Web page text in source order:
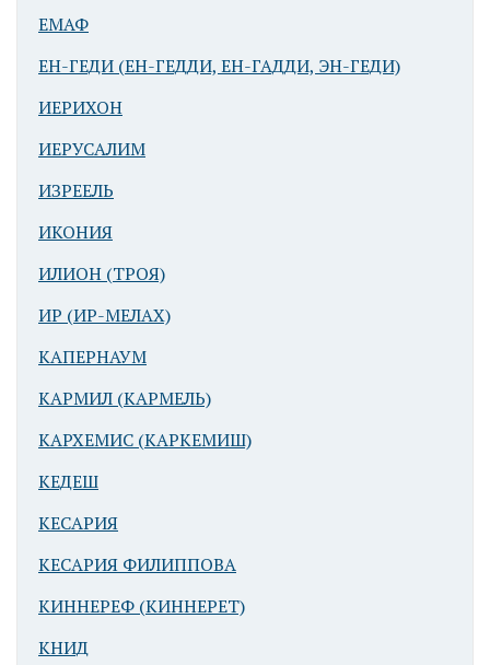
(Гелиополь).
Колонны
Пропилеями
Баальбек
(Гелиополь).
Храма
Юпитера
ЕМАФ
ЕН-ГЕДИ (ЕН-ГЕДДИ, ЕН-ГАДДИ, ЭН-ГЕДИ)
ИЕРИХОН
ИЕРУСАЛИМ
ИЗРЕЕЛЬ
ИКОНИЯ
ИЛИОН (ТРОЯ)
ИР (ИР-МЕЛАХ)
КАПЕРНАУМ
КАРМИЛ (КАРМЕЛЬ)
КАРХЕМИС (КАРКЕМИШ)
КЕДЕШ
КЕСАРИЯ
КЕСАРИЯ ФИЛИППОВА
КИННЕРЕФ (КИННЕРЕТ)
КНИД